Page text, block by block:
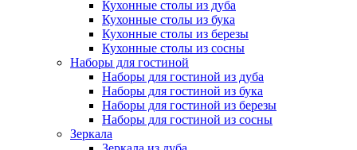
Кухонные столы из дуба
Кухонные столы из бука
Кухонные столы из березы
Кухонные столы из сосны
Наборы для гостиной
Наборы для гостиной из дуба
Наборы для гостиной из бука
Наборы для гостиной из березы
Наборы для гостиной из сосны
Зеркала